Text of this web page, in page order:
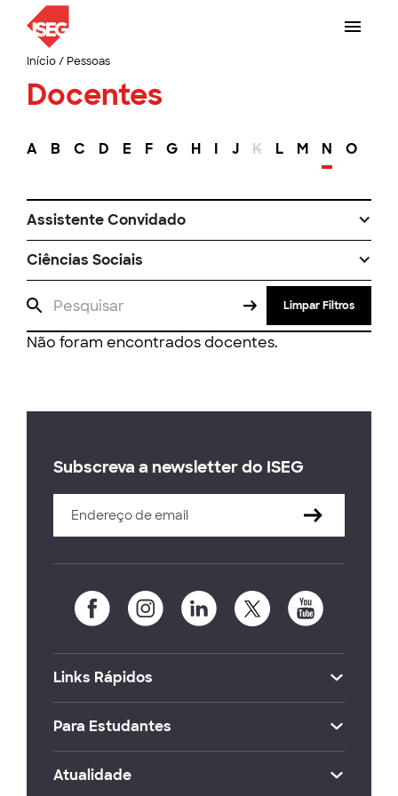
Início/ Pessoas
Docentes
A B C D E F G H I J K L M N O
Assistente Convidado
Ciências Sociais
Limpar Filtros
Não foram encontrados docentes.
Subscreva a newsletter do ISEG
Links Rápidos
Para Estudantes
Atualidade